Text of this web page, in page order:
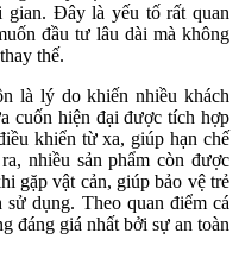
gian. Đây là yếu tố rất quan
đầu tư lâu dài mà không
thế.
là lý do khiến nhiều khách
cuốn hiện đại được tích hợp
khiển từ xa, giúp hạn chế
nhiều sản phẩm còn được
gặp vật cản, giúp bảo vệ trẻ
dụng. Theo quan điểm cá
đáng giá nhất bởi sự an toàn